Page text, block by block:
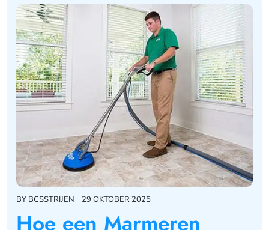
BY BCSSTRIJEN 29 OKTOBER 2025
Hoe een Marmeren